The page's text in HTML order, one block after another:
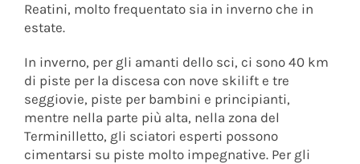
Reatini, molto frequentato sia in inverno che in
estate.
In inverno, per gli amanti dello sci, ci sono 40 km
di piste per la discesa con nove skilift e tre
seggiovie, piste per bambini e principianti,
mentre nella parte più alta, nella zona del
Terminilletto, gli sciatori esperti possono
cimentarsi su piste molto impegnative. Per gli